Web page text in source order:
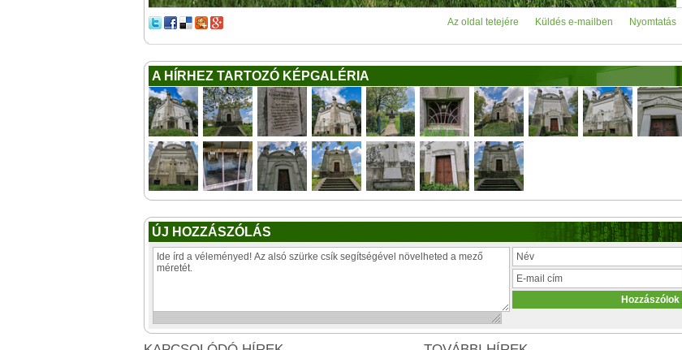
Nyomtatás
Küldés e-mailben
Az oldal tetejére
A HÍRHEZ TARTOZÓ KÉPGALÉRIA
ÚJ HOZZÁSZÓLÁS